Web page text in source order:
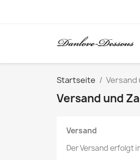
Startseite Versand
Versand und
Versand
Der Versand erfolgt